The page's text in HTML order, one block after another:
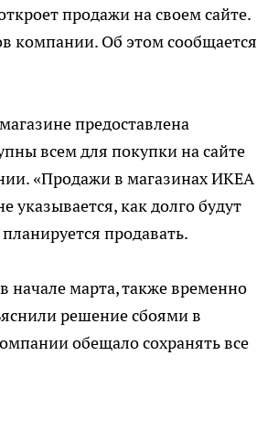
продажи на своем сайте.
компании. Об этом сообщается
предоставлена
всем для покупки на сайте
«Продажи в магазинах ИКЕА
как долго будут
продавать.
начале марта, также временно
решение сбоями в
обещало сохранять все